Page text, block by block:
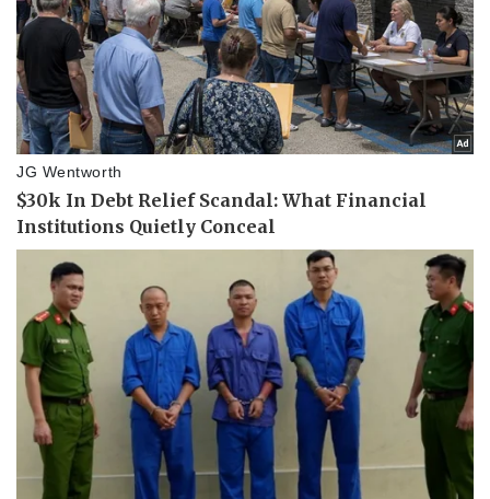
Pháp luật
Vụ án
Tin nóng
Tư vấn luật
Quân sự - Quốc phòng
Vũ khí
Việt Nam
Phân tích